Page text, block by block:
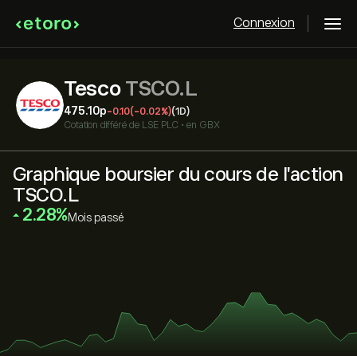
Connexion
Tesco TSCO.L
475.10‎p‎-0.10(-0.02%)(1D)
Cotation différé de LSE PLC • en GBX
Graphique boursier du cours de l'action
TSCO.L
‎2.28‎ Mois passé